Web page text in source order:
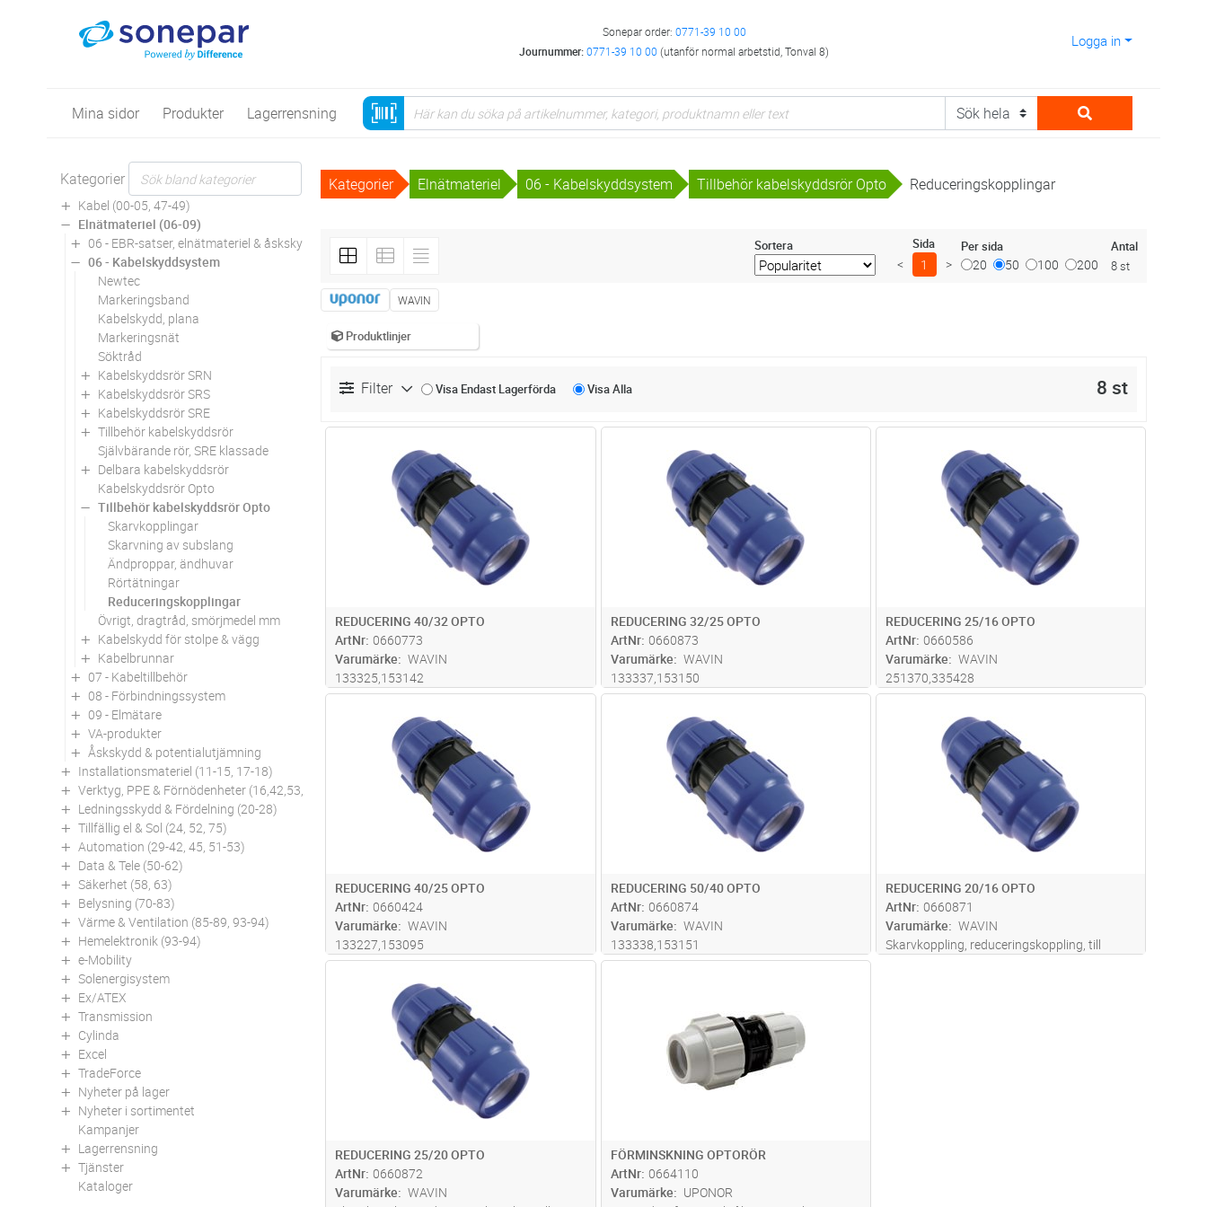
Sonepar order: 0771-39 10 00
Journummer:0771-39 10 00 (utanför normal arbetstid, Tonval 8)
Logga in
Mina sidor Produkter Lagerrensning
Kategorier
Kabel (00-05, 47-49)
Elnätmateriel (06-09)
06 - EBR-satser, elnätmateriel & åskskydd
06 - Kabelskyddsystem
Newtec
Markeringsband
Kabelskydd, plana
Markeringsnät
Söktråd
Kabelskyddsrör SRN
Kabelskyddsrör SRS
Kabelskyddsrör SRE
Tillbehör kabelskyddsrör
Självbärande rör, SRE klassade
Delbara kabelskyddsrör
Kabelskyddsrör Opto
Tillbehör kabelskyddsrör Opto
Skarvkopplingar
Skarvning av subslang
Ändproppar, ändhuvar
Rörtätningar
Reduceringskopplingar
Övrigt, dragtråd, smörjmedel mm
Kabelskydd för stolpe & vägg
Kabelbrunnar
07 - Kabeltillbehör
08 - Förbindningssystem
09 - Elmätare
VA-produkter
Åskskydd & potentialutjämning
Installationsmateriel (11-15, 17-18)
Verktyg, PPE & Förnödenheter (16,42,53,94)
Ledningsskydd & Fördelning (20-28)
Tillfällig el & Sol (24, 52, 75)
Automation (29-42, 45, 51-53)
Data & Tele (50-62)
Säkerhet (58, 63)
Belysning (70-83)
Värme & Ventilation (85-89, 93-94)
Hemelektronik (93-94)
e-Mobility
Solenergisystem
Ex/ATEX
Transmission
Cylinda
Excel
TradeForce
Nyheter på lager
Nyheter i sortimentet
Kampanjer
Lagerrensning
Tjänster
Kataloger
Kategorier Elnätmateriel 06 - Kabelskyddsystem Tillbehör kabelskyddsrör Opto Reduceringskopplingar
Sortera Sida
< 1 >
Per sida
20 50 100 200
Antal
8 st
WAVIN
Produktlinjer
Filter Visa Endast Lagerförda VisaAlla 8 st
ST
REDUCERING 40/32 OPTO
ArtNr 0660773
Varumärke
WAVIN
133325,153142
ST
REDUCERING 32/25 OPTO
ArtNr 0660873
Varumärke
WAVIN
133337,153150
ST
REDUCERING 25/16 OPTO
ArtNr 0660586
Varumärke
WAVIN
251370,335428
ST
REDUCERING 40/25 OPTO
ArtNr 0660424
Varumärke
WAVIN
133227,153095
ST
REDUCERING 50/40 OPTO
ArtNr 0660874
Varumärke
WAVIN
133338,153151
ST
REDUCERING 20/16 OPTO
ArtNr 0660871
Varumärke
WAVIN
Skarvkoppling, reduceringskoppling, till
ST
REDUCERING 25/20 OPTO
ArtNr 0660872
Varumärke
WAVIN
FÖRMINSKNING OPTORÖR
ArtNr 0664110
Varumärke
UPONOR